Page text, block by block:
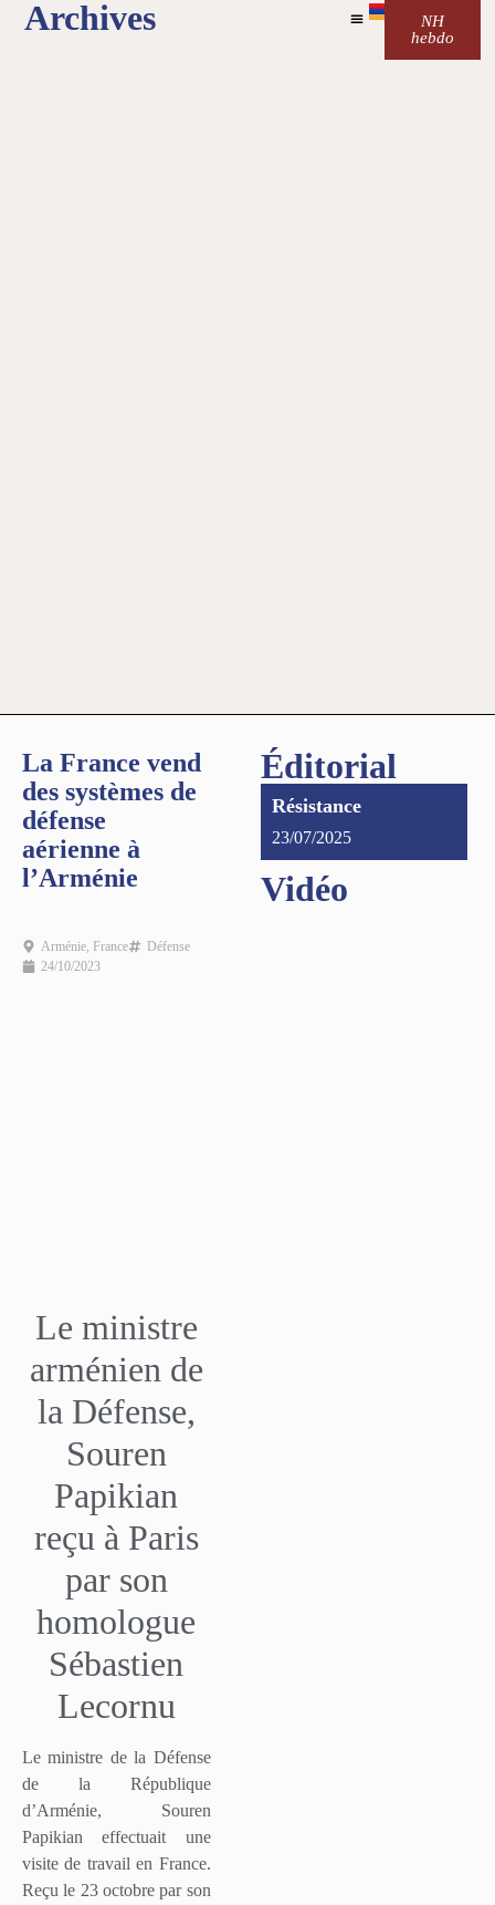
Archives
NH
hebdo
La France vend
des systèmes de
défense
aérienne à
l’Arménie
Arménie France
Défense
24/10/2023
Le ministre
arménien de
la Défense,
Souren
Papikian
reçu à Paris
par son
homologue
Sébastien
Lecornu
Le ministre de la Défense
de la République
d’Arménie, Souren
Papikian effectuait une
visite de travail en France.
Reçu le 23 octobre par son
Éditorial
Résistance
23/07/2025
Vidéo